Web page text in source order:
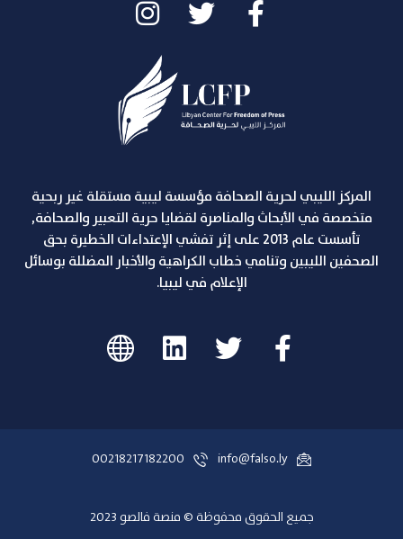
المركز الليبي لحرية الصحافة مؤسسة ليبية مستقلة غير ربحية
متخصصة في الأبحاث والمناصرة لقضايا حرية التعبير والصحافة,
تأسست عام 2013 على إثر تفشي الإعتداءات الخطيرة بحق
الصحفين الليبين وتنامي خطاب الكراهية والأخبار المضللة بوسائل
الإعلام في ليبيا.
info@falso.ly
00218217182200
جميع الحقوق محفوظة © منصة فالصو 2023